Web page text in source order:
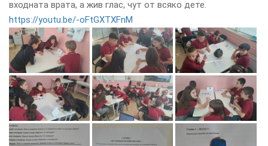
входната врата, а жив глас, чут от всяко дете.
https://youtu.be/-oFtGXTXFnM